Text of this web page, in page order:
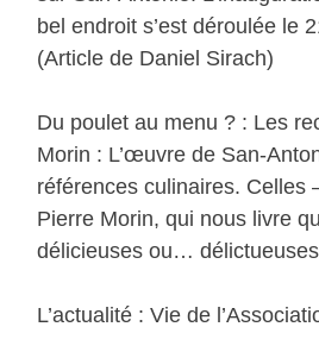
bel endroit s’est déroulée le
(Article de Daniel Sirach)
Du poulet au menu ? : Les
Morin : L’œuvre de San-
références culinaires. Celles
Pierre Morin, qui nous livre
délicieuses ou…
L’actualité : Vie de